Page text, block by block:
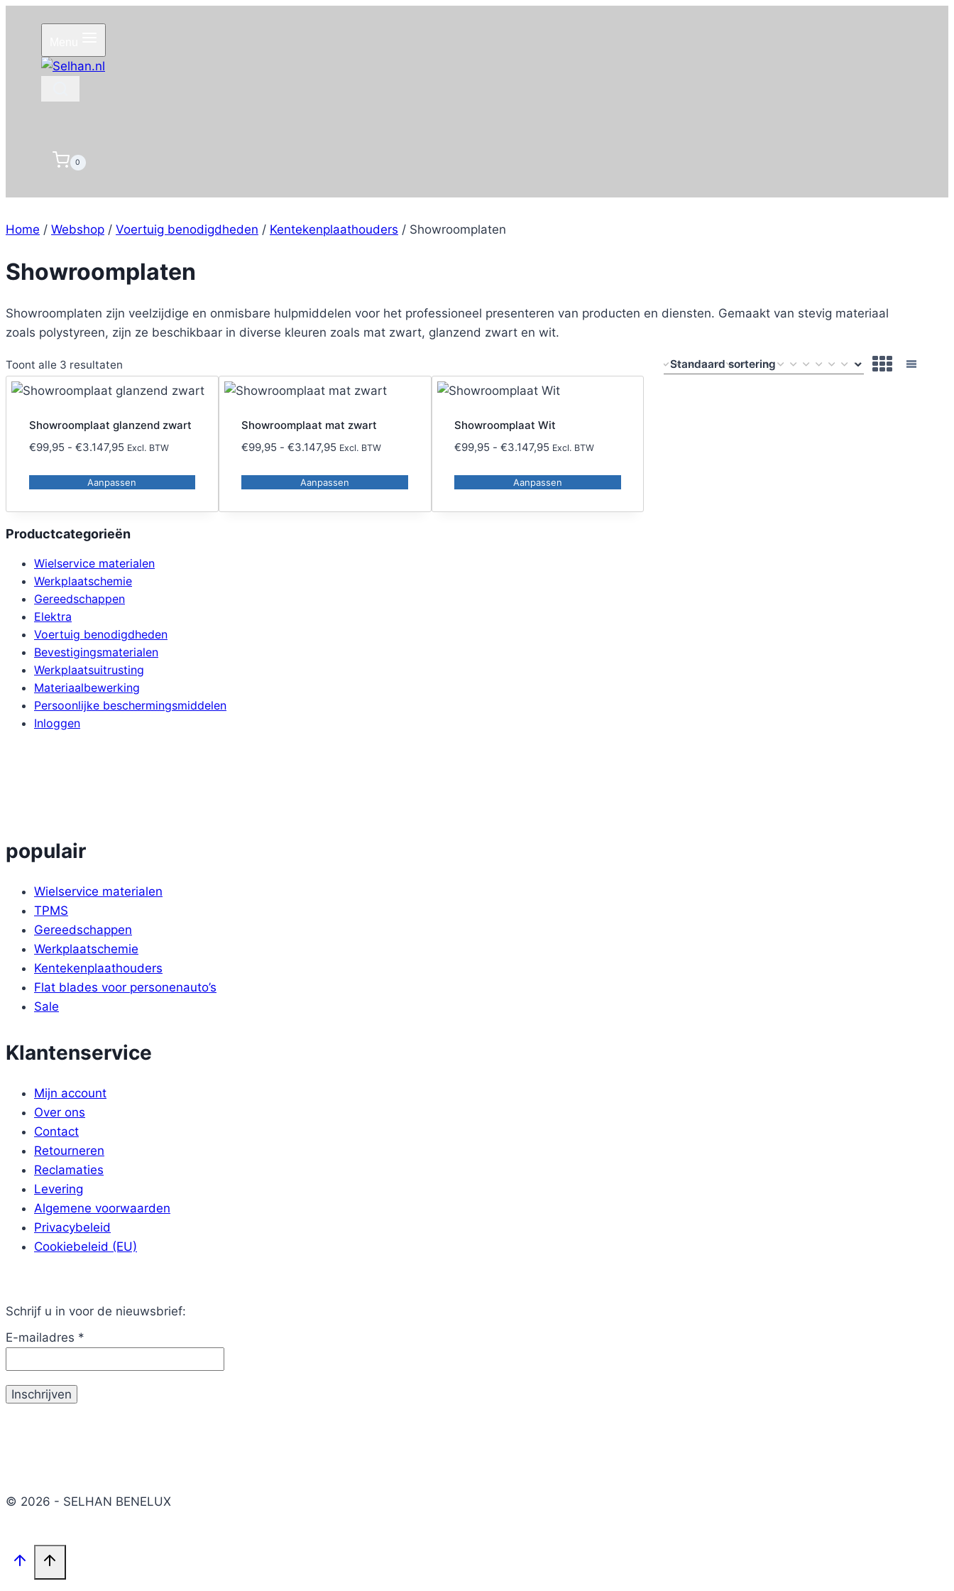
inhoud
0
Home / Webshop / Voertuig benodigdheden / Kentekenplaathouders / Showroomplaten
Showroomplaten
Showroomplaten zijn veelzijdige en onmisbare hulpmiddelen voor het professioneel presenteren van producten en diensten. Gemaakt van stevig materiaal
zoals polystyreen, zijn ze beschikbaar in diverse kleuren zoals mat zwart, glanzend zwart en wit.
Toont alle 3 resultaten
Showroomplaat glanzend zwart
€99,95 - €3.147,95Prijsklasse:
tot
Excl. BTW
Aanpassen
heeft
meerdere
variaties.
Deze
optie
kan
gekozen
worden
op
de
productpagina
Showroomplaat mat zwart
€99,95 - €3.147,95 Prijsklasse:
tot
Excl. BTW
Aanpassen
Showroomplaat Wit
€99,95 - €3.147,95 Prijsklasse:
tot
Excl. BTW
Aanpassen
Productcategorieën
Wielservice materialen
Werkplaatschemie
Gereedschappen
Elektra
Voertuig benodigdheden
Bevestigingsmaterialen
Werkplaatsuitrusting
Materiaalbewerking
Persoonlijke beschermingsmiddelen
Inloggen
populair
Wielservice materialen
TPMS
Gereedschappen
Werkplaatschemie
Kentekenplaathouders
Flat blades voor personenauto’s
Sale
Klantenservice
Mijn account
Over ons
Contact
Retourneren
Reclamaties
Levering
Algemene voorwaarden
Privacybeleid
Cookiebeleid (EU)
Schrijf u in voor de nieuwsbrief:
E-mailadres *
© 2026 - SELHAN BENELUX